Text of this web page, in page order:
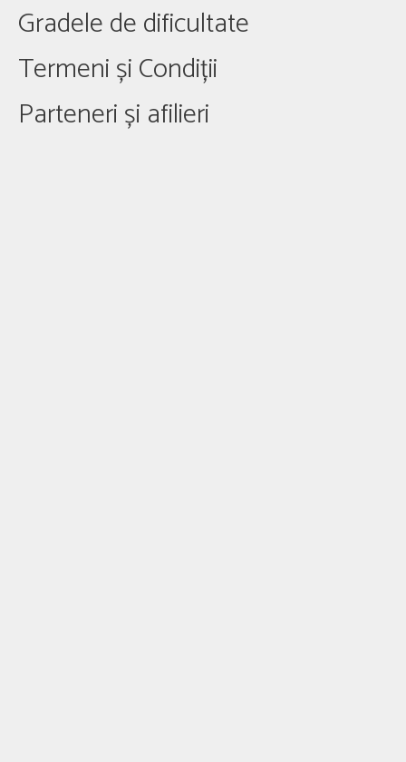
Gradele de dificultate
Termeni și Condiții
Parteneri și afilieri